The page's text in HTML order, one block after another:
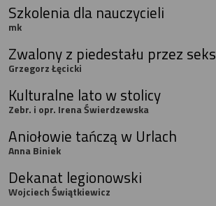
Szkolenia dla nauczycieli
mk
Zwalony z piedestału przez seks
Grzegorz Łęcicki
Kulturalne lato w stolicy
Zebr. i opr. Irena Świerdzewska
Aniołowie tańczą w Urlach
Anna Biniek
Dekanat legionowski
Wojciech Świątkiewicz